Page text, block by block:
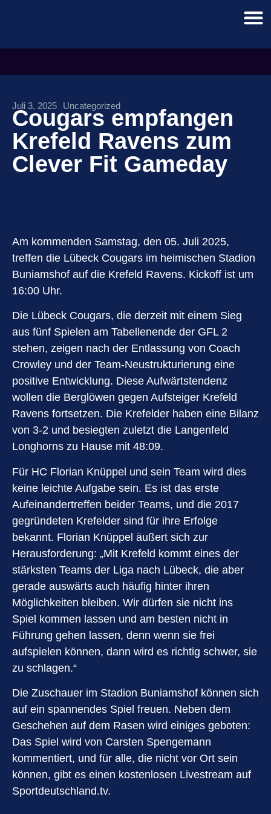
Juli 3, 2025 Uncategorized
Cougars empfangen
Krefeld Ravens zum
Clever Fit Gameday
Am kommenden Samstag, den 05. Juli 2025,
treffen die Lübeck Cougars im heimischen Stadion
Buniamshof auf die Krefeld Ravens. Kickoff ist um
16:00 Uhr.
Die Lübeck Cougars, die derzeit mit einem Sieg
aus fünf Spielen am Tabellenende der GFL 2
stehen, zeigen nach der Entlassung von Coach
Crowley und der Team-Neustrukturierung eine
positive Entwicklung. Diese Aufwärtstendenz
wollen die Berglöwen gegen Aufsteiger Krefeld
Ravens fortsetzen. Die Krefelder haben eine Bilanz
von 3-2 und besiegten zuletzt die Langenfeld
Longhorns zu Hause mit 48:09.
Für HC Florian Knüppel und sein Team wird dies
keine leichte Aufgabe sein. Es ist das erste
Aufeinandertreffen beider Teams, und die 2017
gegründeten Krefelder sind für ihre Erfolge
bekannt. Florian Knüppel äußert sich zur
Herausforderung: „Mit Krefeld kommt eines der
stärksten Teams der Liga nach Lübeck, die aber
gerade auswärts auch häufig hinter ihren
Möglichkeiten bleiben. Wir dürfen sie nicht ins
Spiel kommen lassen und am besten nicht in
Führung gehen lassen, denn wenn sie frei
aufspielen können, dann wird es richtig schwer, sie
zu schlagen.“
Die Zuschauer im Stadion Buniamshof können sich
auf ein spannendes Spiel freuen. Neben dem
Geschehen auf dem Rasen wird einiges geboten:
Das Spiel wird von Carsten Spengemann
kommentiert, und für alle, die nicht vor Ort sein
können, gibt es einen kostenlosen Livestream auf
Sportdeutschland.tv.